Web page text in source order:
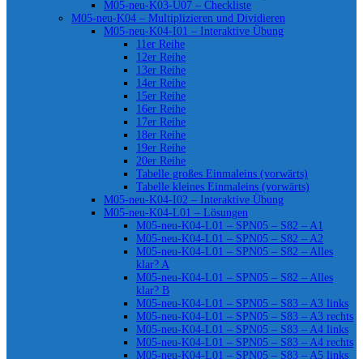
M05-neu-K03-U07 – Checkliste
M05-neu-K04 – Multiplizieren und Dividieren
M05-neu-K04-I01 – Interaktive Übung
11er Reihe
12er Reihe
13er Reihe
14er Reihe
15er Reihe
16er Reihe
17er Reihe
18er Reihe
19er Reihe
20er Reihe
Tabelle großes Einmaleins (vorwärts)
Tabelle kleines Einmaleins (vorwärts)
M05-neu-K04-I02 – Interaktive Übung
M05-neu-K04-L01 – Lösungen
M05-neu-K04-L01 – SPN05 – S82 – A1
M05-neu-K04-L01 – SPN05 – S82 – A2
M05-neu-K04-L01 – SPN05 – S82 – Alles
klar? A
M05-neu-K04-L01 – SPN05 – S82 – Alles
klar? B
M05-neu-K04-L01 – SPN05 – S83 – A3 links
M05-neu-K04-L01 – SPN05 – S83 – A3 rechts
M05-neu-K04-L01 – SPN05 – S83 – A4 links
M05-neu-K04-L01 – SPN05 – S83 – A4 rechts
M05-neu-K04-L01 – SPN05 – S83 – A5 links